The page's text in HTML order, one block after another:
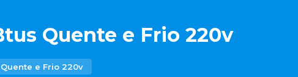
Quente e Frio 220v
e Frio 220v